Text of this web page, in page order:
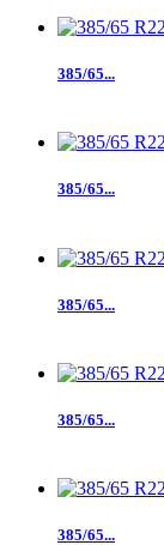
385/65...
385/65...
385/65...
385/65...
385/65...